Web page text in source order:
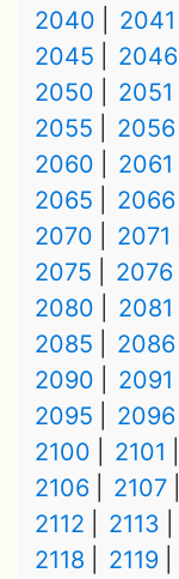
2040
2041
2045
2046
2050
2051
2055
2056
2060
2061
2065
2066
2070
2071
2075
2076
2080
2081
2085
2086
2090
2091
2095
2096
2100
2101
2106
2107
2112
2113
2118
2119